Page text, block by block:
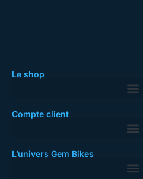
Le shop
Compte client
L’univers Gem Bikes